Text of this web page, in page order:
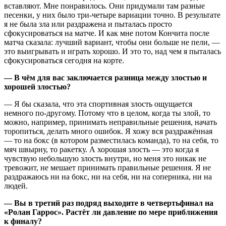
вставляют. Мне понравилось. Они придумали там разные
песенки, у них было три-четыре вариации точно. В результате
я не была зла или раздражена и пыталась просто
сфокусироваться на матче. И как мне потом Кончита после
матча сказала: лучший вариант, чтобы они больше не пели, —
это выигрывать и играть хорошо. И это то, над чем я пыталась
сфокусироваться сегодня на корте.
— В чём для вас заключается разница между злостью и
хорошей злостью?
— Я бы сказала, что эта спортивная злость ощущается
немного по-другому. Потому что в целом, когда ты злой, то
можно, например, принимать неправильные решения, начать
торопиться, делать много ошибок. Я хожу вся раздражённая
— то на бокс (в котором разместилась команда), то на себя, то
мяч швырну, то ракетку. А хорошая злость — это когда я
чувствую небольшую злость внутри, но меня это никак не
тревожит, не мешает принимать правильные решения. Я не
раздражаюсь ни на бокс, ни на себя, ни на соперника, ни на
людей.
— Вы в третий раз подряд выходите в четвертьфинал на
«Ролан Гаррос». Растёт ли давление по мере приближения
к финалу?